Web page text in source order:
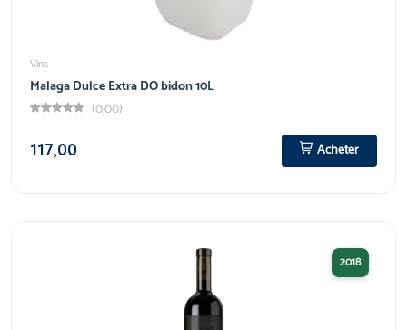
Vins
Malaga Dulce Extra DO bidon 10L
(0,00)
117,00
Acheter
2018